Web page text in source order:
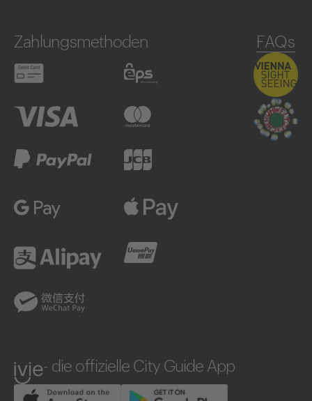
ivie - die offizielle City Guide App
Zahlungsmethoden
Apple Pay
Alipay
FAQs